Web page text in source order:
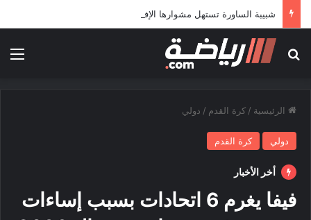
شبيبة الساورة تستهل مشوارها الإفريقي بمواجهة حافيا كوناكري
بحث عن
الرئيسية / كرة القدم / دولي
دولي كرة القدم
أخر الأخبار
فيفا يغرم 6 اتحادات بسبب إساءات